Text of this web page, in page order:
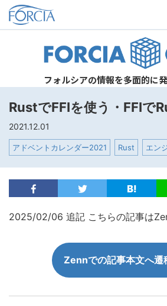
フォルシアの情報を多面的に
RustでFFIを使う・FFIで
2021.12.01
アドベントカレンダー2021 Rust エン
2025/02/06 追記 こちらの記事は
Zennでの記事本文へ遷